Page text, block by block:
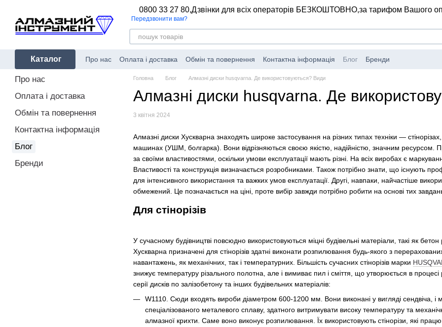
0800 33 27 80,Дзвінки для всіх операторів БЕЗКОШТОВНО,за тарифом Вашого
Передзвонити вам?
Каталог Про нас Оплата і доставка Обмін та повернення Контактна інформація Блог Бренди
Головна Блог Алмазні диски husqvarna. Де використовуються? Види
Алмазні диски husqvarna. Де
3 квітня 2024
Алмазні диски Хускварна знаходять широке застосування на різних типах техніки —
машинах (УШМ, болгарка). Вони відрізняються своєю якістю, надійністю, значним ресурсом.
за своїми властивостями, оскільки умови експлуатації мають різні. На всіх виробах є
Властивості та конструкція визначається розробниками. Також потрібно знати, що існують
для інтенсивного використання та важких умов експлуатації. Другі, навпаки, найчастіше
обмежений. Це позначається на ціні, проте вибір завжди потрібно робити на основі тих
Для стінорізів
У сучасному будівництві повсюдно використовуються міцні будівельні матеріали, такі як
Хускварна призначені для стінорізів здатні виконати розпилювання будь-якого з
навантажень, як механічних, так і температурних. Більшість сучасних стінорізів марки
знижує температуру різального полотна, але і вимиває пил і сміття, що утворюється в
серії дисків по залізобетону та інших будівельних матеріалів:
W1110. Сюди входять вироби діаметром 600-1200 мм. Вони виконані у вигляді сендвіча, і
спеціалізованого металевого сплаву, здатного витримувати високу температуру та
алмазної крихти. Саме воно виконує розпилювання. Їх використовують стінорізи, які
Про нас
Оплата і доставка
Обмін та повернення
Контактна інформація
Блог
Бренди